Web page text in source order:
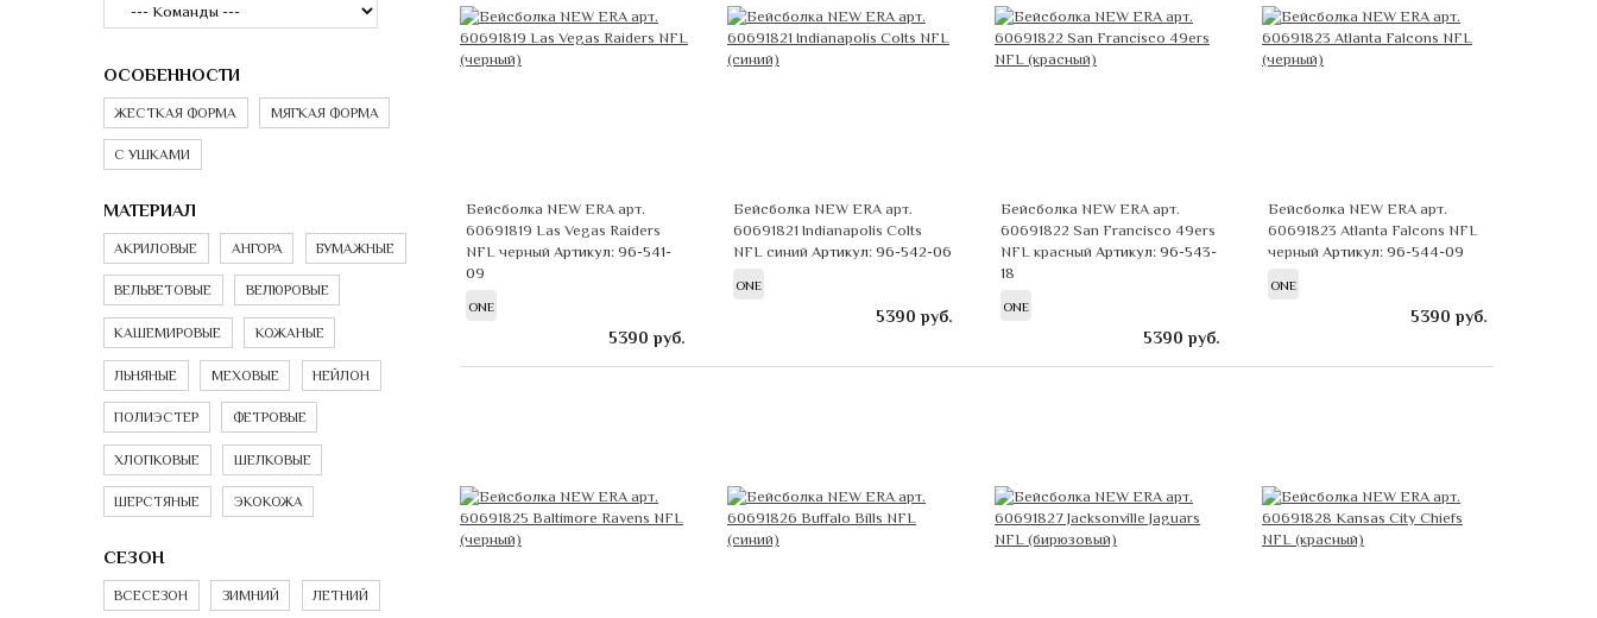
Бейсболка NEW ERA арт.
60691819 Las Vegas Raiders
NFL черный Артикул: 96-541-
09
ONE
5390 руб.
Бейсболка NEW ERA арт.
60691821 Indianapolis Colts
NFL синий Артикул: 96-542-06
ONE
5390 руб.
Бейсболка NEW ERA арт.
60691822 San Francisco 49ers
NFL красный Артикул: 96-543-
18
ONE
5390 руб.
Бейсболка NEW ERA арт.
60691823 Atlanta Falcons NFL
черный Артикул: 96-544-09
ONE
5390 руб.
ОСОБЕННОСТИ
ЖЕСТКАЯ ФОРМА МЯГКАЯ ФОРМА
С УШКАМИ
МАТЕРИАЛ
АКРИЛОВЫЕ АНГОРА БУМАЖНЫЕ
ВЕЛЬВЕТОВЫЕ ВЕЛЮРОВЫЕ
КАШЕМИРОВЫЕ КОЖАНЫЕ
ЛЬНЯНЫЕ МЕХОВЫЕ НЕЙЛОН
ПОЛИЭСТЕР ФЕТРОВЫЕ
ХЛОПКОВЫЕ ШЕЛКОВЫЕ
ШЕРСТЯНЫЕ ЭКОКОЖА
СЕЗОН
ВСЕСЕЗОН ЗИМНИЙ ЛЕТНИЙ